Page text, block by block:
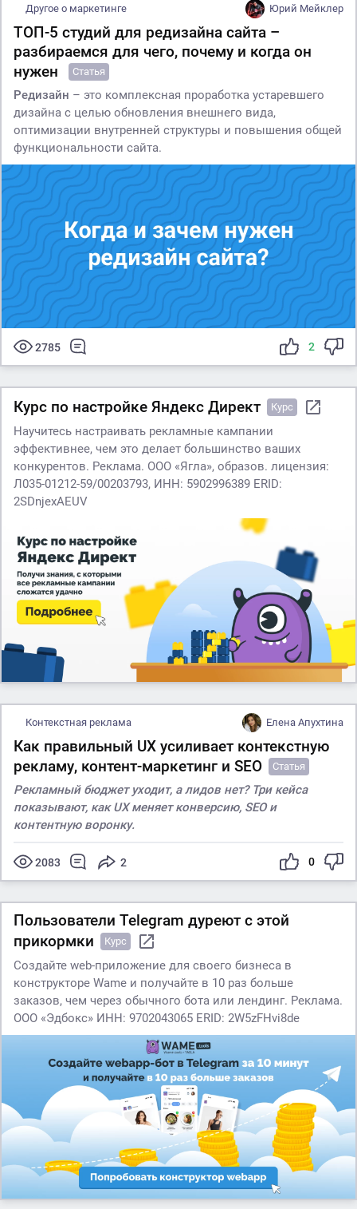
Другое о маркетинге Юрий Мейклер
ТОП-5 студий для редизайна сайта –
разбираемся для чего, почему и когда он
нужен
Статья
Редизайн – это комплексная проработка устаревшего
дизайна с целью обновления внешнего вида,
оптимизации внутренней структуры и повышения общей
функциональности сайта.
2785 2
Курс по настройке Яндекс Директ Курс
Научитесь настраивать рекламные кампании
эффективнее, чем это делает большинство ваших
конкурентов. Реклама. ООО «Ягла», образов. лицензия:
Л035-01212-59/00203793, ИНН: 5902996389 ERID:
2SDnjexAEUV
Контекстная реклама Елена Апухтина
Как правильный UX усиливает контекстную
рекламу, контент-маркетинг и SEO
Статья
Рекламный бюджет уходит, а лидов нет? Три кейса
показывают, как UX меняет конверсию, SEO и
контентную воронку.
2083 2 0
Пользователи Telegram дуреют с этой
прикормки
Курс
Создайте web-приложение для своего бизнеса в
конструкторе Wame и получайте в 10 раз больше
заказов, чем через обычного бота или лендинг. Реклама.
ООО «Эдбокс» ИНН: 9702043065 ERID: 2W5zFHvi8de